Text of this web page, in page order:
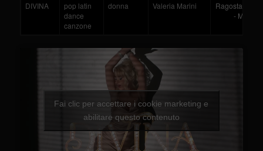
DIVINA
pop latin
dance
canzone
donna Valeria Marini
Ragosta -
- Marini
Fai clic per accettare i cookie marketing e
abilitare questo contenuto